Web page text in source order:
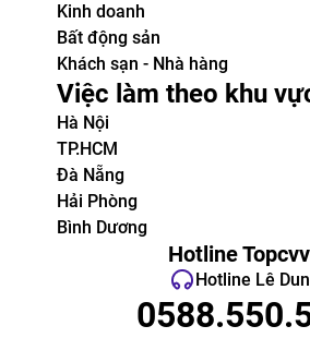
Kinh doanh
Bất động sản
Khách sạn - Nhà hàng
Việc làm theo khu
Hà Nội
TP.HCM
Đà Nẵng
Hải Phòng
Bình Dương
Hotline
Hotline Lê